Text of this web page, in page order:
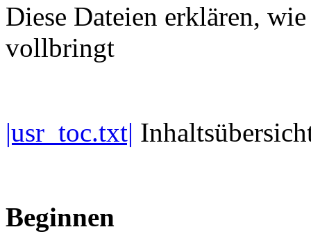
Diese Dateien erklären,
vollbringt
|usr_toc.txt|
Beginnen